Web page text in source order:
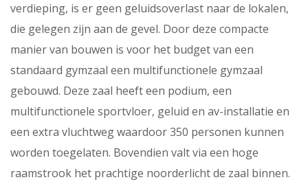
verdieping, is er geen geluidsoverlast naar de lokalen,
die gelegen zijn aan de gevel. Door deze compacte
manier van bouwen is voor het budget van een
standaard gymzaal een multifunctionele gymzaal
gebouwd. Deze zaal heeft een podium, een
multifunctionele sportvloer, geluid en av-installatie en
een extra vluchtweg waardoor 350 personen kunnen
worden toegelaten. Bovendien valt via een hoge
raamstrook het prachtige noorderlicht de zaal binnen.